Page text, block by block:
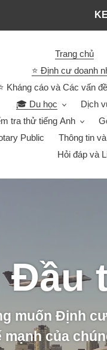
Trang chủ
⭐ Định cư doanh
Kháng cáo và Các vấn
🎓 Du học
Dịch
tra thử tiếng Anh
Public
Thông tin
Hỏi đáp và
Đầu
muốn Định
của